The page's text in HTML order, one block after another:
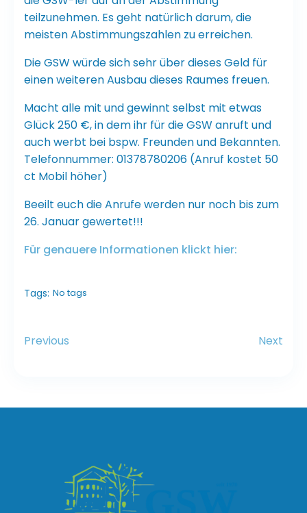
teilzunehmen. Es geht natürlich darum, die
meisten Abstimmungszahlen zu erreichen.
Die GSW würde sich sehr über dieses Geld für
einen weiteren Ausbau dieses Raumes freuen.
Macht alle mit und gewinnt selbst mit etwas
Glück 250 €, in dem ihr für die GSW anruft und
auch werbt bei bspw. Freunden und Bekannten.
Telefonnummer: 01378780206 (Anruf kostet 50
ct Mobil höher)
Beeilt euch die Anrufe werden nur noch bis zum
26. Januar gewertet!!!
Für genauere Informationen klickt hier:
Tags: No tags
Previous Next